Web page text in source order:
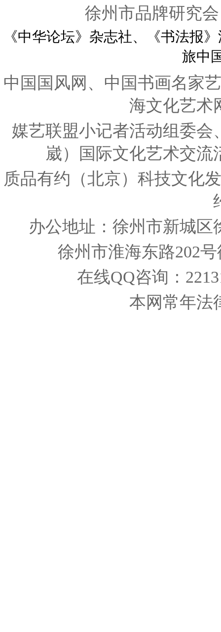
徐州市品牌研究
《中华论坛》杂志社、《书法报
旅中
中国国风网、中国书画名家
海文化艺术
媒艺联盟小记者活动组委
崴）国际文化艺术交
质品有约（北京）科技文化
办公地址：徐州市新城
徐州市淮海东路202
在线QQ咨询：
本网常年法